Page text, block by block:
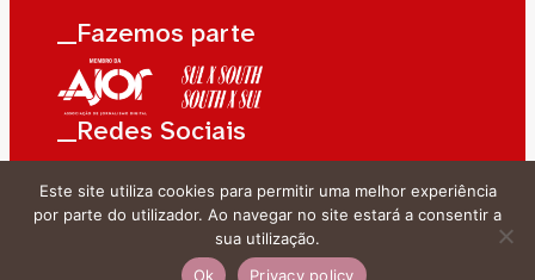
__Fazemos parte
__Redes Sociais
Este site utiliza cookies para permitir uma melhor experiência
por parte do utilizador. Ao navegar no site estará a consentir a
sua utilização.
Ok
Privacy policy